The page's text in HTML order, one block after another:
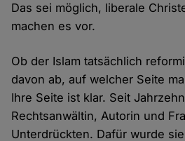
Das sei möglich, liberale
machen es vor.
Ob der Islam tatsächlich
davon ab, auf welcher Seite
Ihre Seite ist klar. Seit
Rechtsanwältin, Autorin und
Unterdrückten. Dafür wurde